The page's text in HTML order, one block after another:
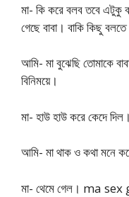
মা- কি করে বলব তবে এটুকু
গেছে বাবা। বাকি কিছু
আমি- মা বুঝেছি তোমাকে
বিনিময়ে।
মা- হাউ হাউ করে কেদে দিল।
আমি- মা থাক ও কথা মনে
মা- থেমে গেল। ma